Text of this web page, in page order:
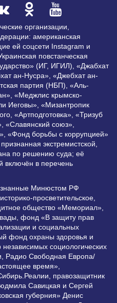
организации,
американская
ей соцсети Instagram и
повстанческая
(ИГ, ИГИЛ), «Джабхат
ан-Нусра», «Джебхат ан-
партия (НБП), «Аль-
«Меджлис крымско-
Иеговы», «Мизантропик
«Артподготовка», «Тризуб
союз»,
«Фонд борьбы с коррупцией»
экстремистской,
по решению суда; её
включён в перечень
Минюстом РФ
просветительское,
общество «Мемориал»,
фонд «В защиту прав
и социальных
фонд охраны здоровья и
социологических
Радио Свободная Европа/
время»,
правозащитник
Савицкая и Сергей
губерния» Денис